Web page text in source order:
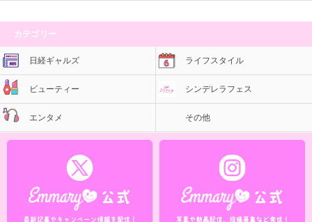
カテゴリー
日経ギャルズ ライフスタイル
ビューティー シンデレラフェス
エンタメ その他